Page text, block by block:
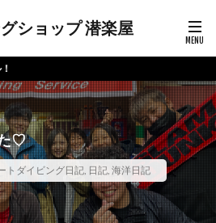
ショップ 潜楽屋
♡
トダイビング日記, 日記, 海洋日記